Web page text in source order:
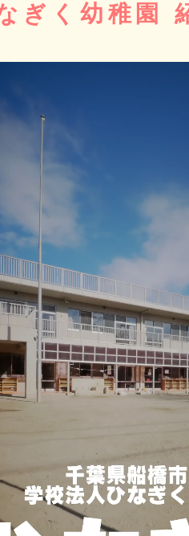
ぎく幼稚園